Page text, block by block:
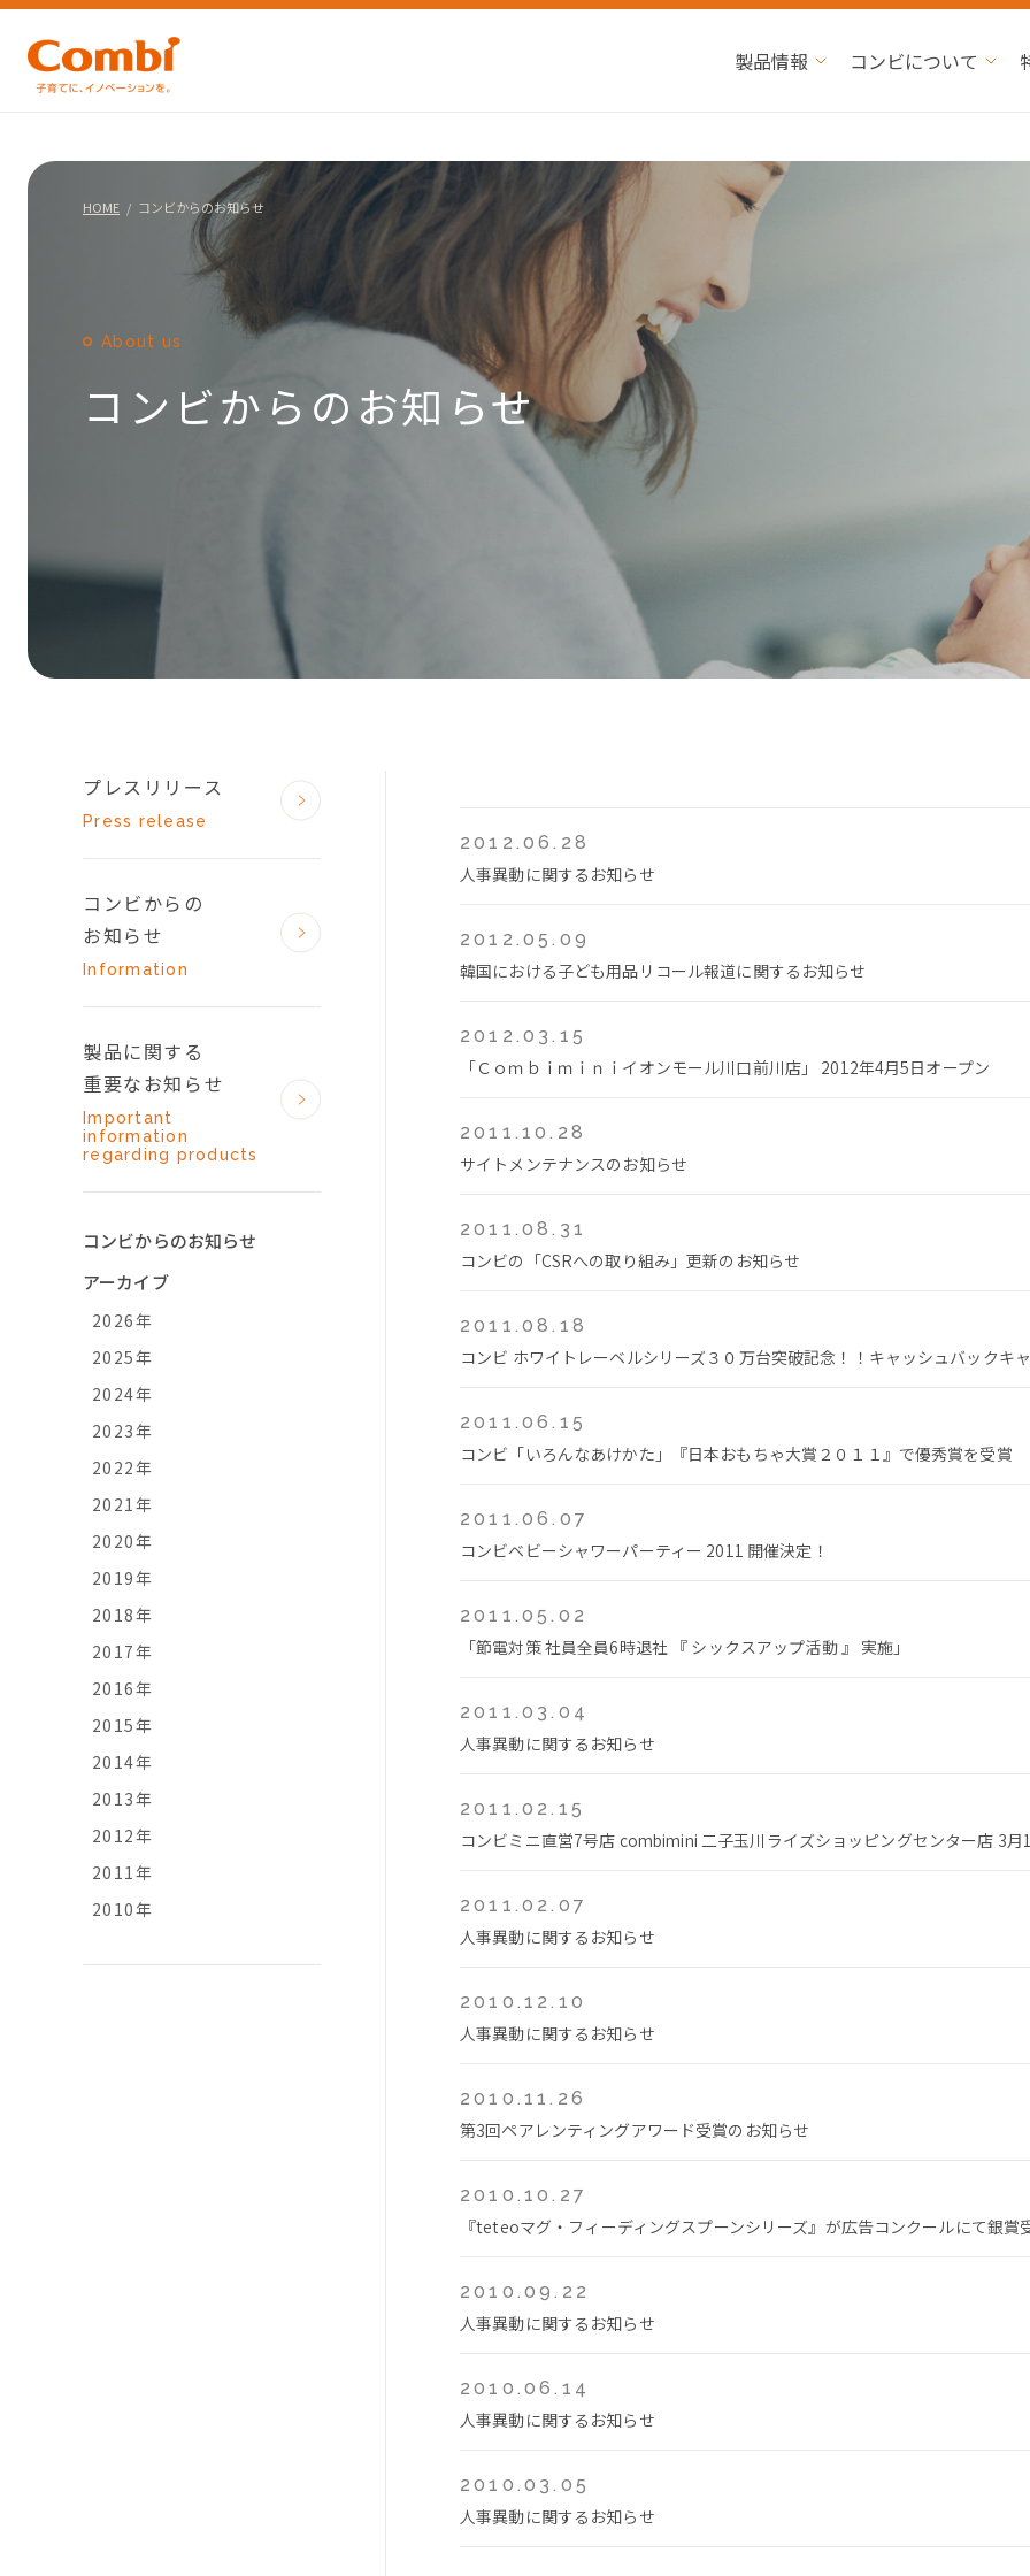
製品情報 コンビについて
HOME コンビからのお知らせ
About us
コンビからのお知らせ
2012.06.28
人事異動に関するお知らせ
2012.05.09
韓国における子ども用品リコール報道に関するお知らせ
2012.03.15
「Ｃｏｍｂｉｍｉｎｉイオンモール川口前川店」 2012年4月5日オープン
2011.10.28
サイトメンテナンスのお知らせ
2011.08.31
コンビの「CSRへの取り組み」更新のお知らせ
2011.08.18
コンビ ホワイトレーベルシリーズ３０万台突破記念！！キャッシュバックキ
2011.06.15
コンビ「いろんなあけかた」『日本おもちゃ大賞２０１１』で優秀賞を受賞
2011.06.07
コンビベビーシャワーパーティー 2011 開催決定！
2011.05.02
「節電対策 社員全員6時退社 『 シックスアップ活動 』 実施」
2011.03.04
人事異動に関するお知らせ
2011.02.15
コンビミニ直営7号店 combimini 二子玉川ライズショッピングセンター店 3月
2011.02.07
人事異動に関するお知らせ
2010.12.10
人事異動に関するお知らせ
2010.11.26
第3回ペアレンティングアワード受賞のお知らせ
2010.10.27
『teteoマグ・フィーディングスプーンシリーズ』が広告コンクールにて銀賞
2010.09.22
人事異動に関するお知らせ
2010.06.14
人事異動に関するお知らせ
2010.03.05
人事異動に関するお知らせ
プレスリリース
Press release
コンビからの
お知らせ
Information
製品に関する
重要なお知らせ
Important
information
regarding products
コンビからのお知らせ
アーカイブ
2026年
2025年
2024年
2023年
2022年
2021年
2020年
2019年
2018年
2017年
2016年
2015年
2014年
2013年
2012年
2011年
2010年